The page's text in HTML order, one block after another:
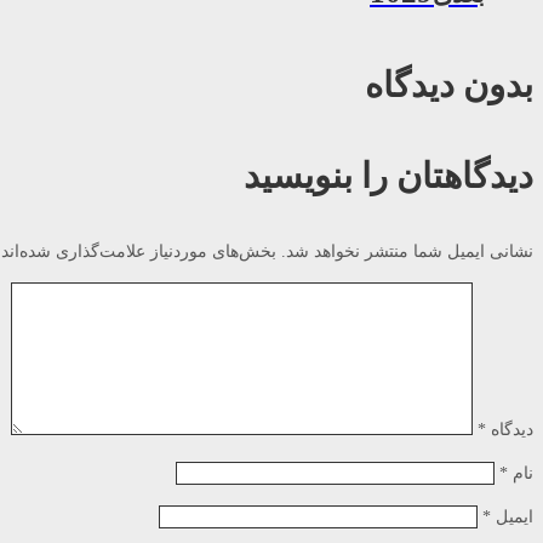
بدون دیدگاه
دیدگاهتان را بنویسید
نشانی ایمیل شما منتشر نخواهد شد. بخش‌های موردنیاز علامت‌گذاری
دیدگاه *
نام *
ایمیل *